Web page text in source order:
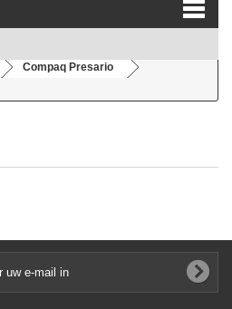
Compaq Presario